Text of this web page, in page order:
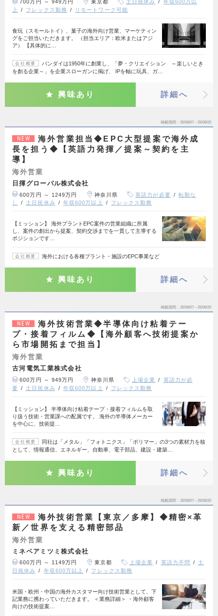
700万円 ～ 949万円 東京都 土日祝休み
年収600万以
上
フレックス勤務 リモートワーク可能
食玩（スモールトイ）、菓子の海外向け営業、マーケティン
グをご担当いただきます。 （担当エリア：欧米またはアジ
ア） 【具体的に…
会社概要
バンダイは1950年に創業し、「夢・クリエイション ～楽しいとき
を創る企業～」を企業スローガンに掲げ、 IPを軸に玩具、ガ…
興味あり 詳細へ
掲載期間 26/08/07～26/08/20
NEW
海外営業担当◆EPC大型提案で海外成
長を担う◆【英語力発揮／提案～契約を主
導】
海外営業
日揮グローバル株式会社
600万円 ～ 1249万円 神奈川県 英語力が必要
転勤な
し
土日祝休み 年収600万以上 フレックス勤務
【ミッション】 海外プラントEPC案件の営業組織に所属
し、案件の創出から提案、契約交渉までを一貫して主導する
ポジションです…
会社概要 海外における各種プラント・施設のEPC事業など
興味あり 詳細へ
掲載期間 26/08/07～26/08/20
NEW
海外技術営業◆半導体向け粘着テー
プ・接着フィルム◆【海外顧客へ技術提案か
ら市場開拓まで担当】
海外営業
古河電気工業株式会社
600万円 ～ 949万円 神奈川県 上場企業
英語力が必
要
土日祝休み 年収600万以上 フレックス勤務
【ミッション】 半導体向け粘着テープ・接着フィルムを取
り扱う技術・営業課への配属です。 海外の半導体メーカー
を中心に、技術提…
会社概要
同社は「メタル」「フォトニクス」「ポリマー」の3つの素材力を核
として、情報通信、エネルギー、自動車、電子部品、建設・建築…
興味あり 詳細へ
掲載期間 26/08/07～26/08/20
NEW
海外技術営業【東京／多摩】◆精密×革
新／世界を支える精密部品
海外営業
ミネベアミツミ株式会社
600万円 ～ 1149万円 東京都 上場企業 英語力不問
土
日祝休み
年収600万以上 フレックス勤務
米国・欧州・中国の海外カスタマー向け技術営業として、下
記業務に携わっていただきます。 ＜業務詳細＞ ・海外顧客
向けの技術提案…